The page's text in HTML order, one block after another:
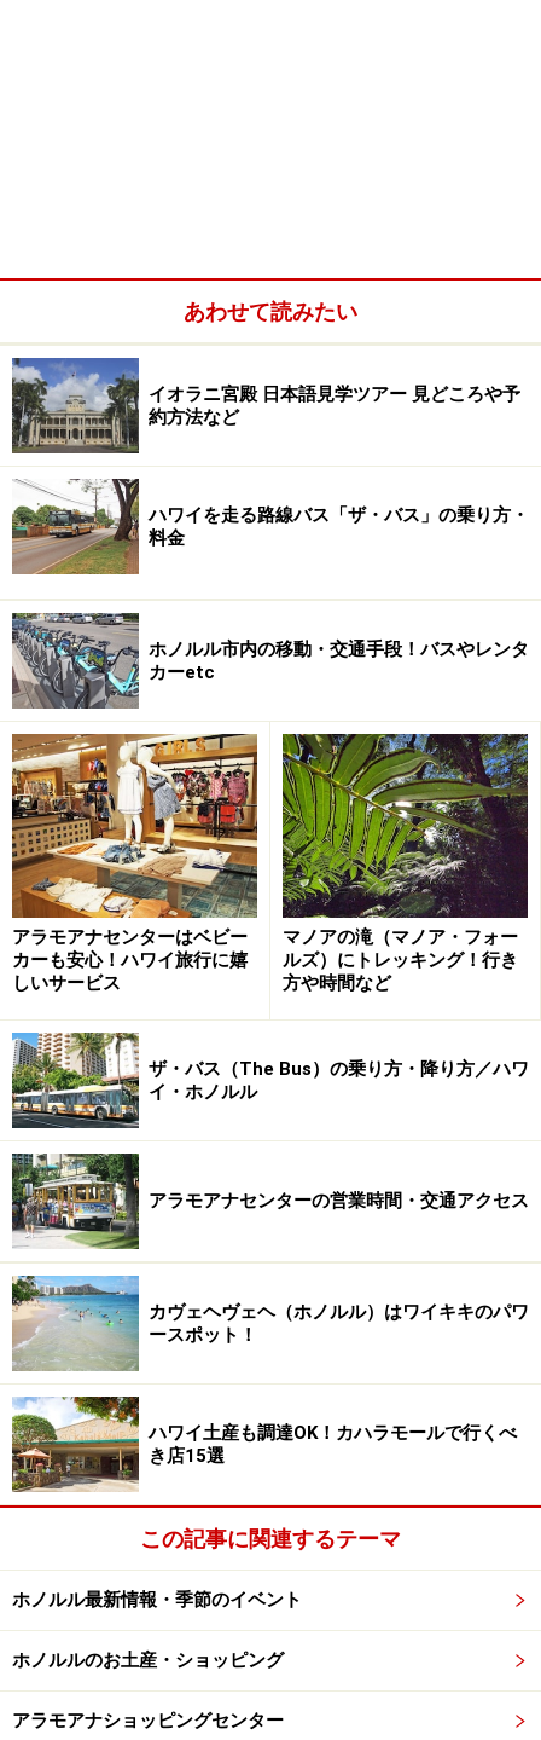
あわせて読みたい
イオラニ宮殿 日本語見学ツアー 見どころや予
約方法など
ハワイを走る路線バス「ザ・バス」の乗り方・
料金
ホノルル市内の移動・交通手段！バスやレンタ
カーetc
アラモアナセンターはベビー
カーも安心！ハワイ旅行に嬉
しいサービス
マノアの滝（マノア・フォー
ルズ）にトレッキング！行き
方や時間など
ザ・バス（The Bus）の乗り方・降り方／ハワ
イ・ホノルル
アラモアナセンターの営業時間・交通アクセス
カヴェヘヴェヘ（ホノルル）はワイキキのパワ
ースポット！
ハワイ土産も調達OK！カハラモールで行くべ
き店15選
この記事に関連するテーマ
ホノルル最新情報・季節のイベント
ホノルルのお土産・ショッピング
アラモアナショッピングセンター